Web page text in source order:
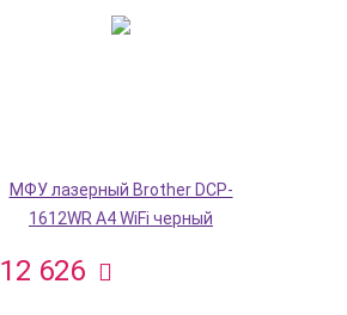
МФУ лазерный Brother DCP-
1612WR A4 WiFi черный
12 626